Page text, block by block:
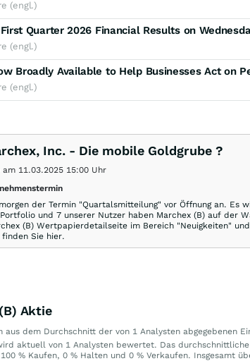
(engl.)
Quarter 2026 Financial Results on
(engl.)
(engl.)
Inc. - Die mobile Goldgrube ?
11.03.2025 15:00 Uhr
der Termin "Quartalsmitteilung" vor Öffnung an. Es
und 7 unserer Nutzer haben Marchex (B) auf der
(B) Wertpapierdetailseite im Bereich "Neuigkeiten"
Sie hier.
Aktie
aus dem Durchschnitt der von 1 Analysten abgegebenen
aktuell von 1 Analysten bewertet. Das
% Kaufen, 0 % Halten und 0 % Verkaufen. Insgesamt